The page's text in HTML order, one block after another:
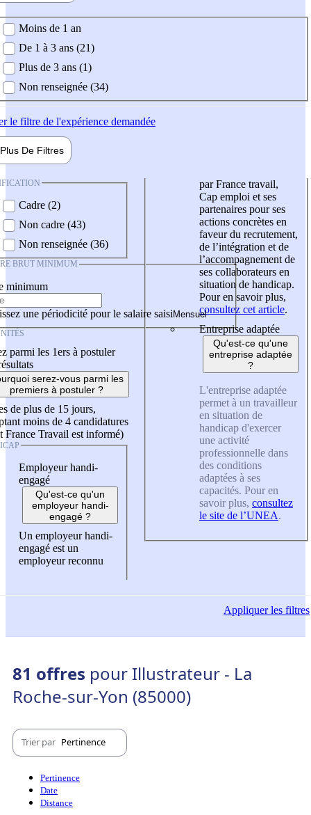
demandée
Moins de 1 an
De 1 à 3 ans (21)
Plus de 3 ans (1)
Non renseignée (34)
le filtre de l'expérience demandée
Plus De Filtres
Cadre (2)
Non cadre (43)
Non renseignée (36)
BRUT MINIMUM
minimum
une périodicité pour le salaire saisi
parmi les 1ers à postuler
serez-vous parmi les
premiers à postuler ?
de plus de 15 jours,
moins de 4 candidatures
France Travail est informé)
Employeur handi-
engagé
Qu'est-ce qu'un
employeur handi-
engagé ?
Un employeur handi-
engagé est un
employeur reconnu
par France travail,
Cap emploi et ses
partenaires pour ses
actions concrètes en
faveur du recrutement,
de l’intégration et de
l’accompagnement de
ses collaborateurs en
situation de handicap.
Pour en savoir plus,
consultez cet article.
Entreprise adaptée
Qu'est-ce qu'une
entreprise adaptée
?
L'entreprise adaptée
permet à un travailleur
en situation de
handicap d'exercer
une activité
professionnelle dans
des conditions
adaptées à ses
capacités. Pour en
savoir plus, consultez
le site de l’UNEA.
Appliquerles filtres
81 offres pour Illustrateur - La
Roche-sur-Yon (85000)
Trier par Pertinence
Pertinence
Date
Distance